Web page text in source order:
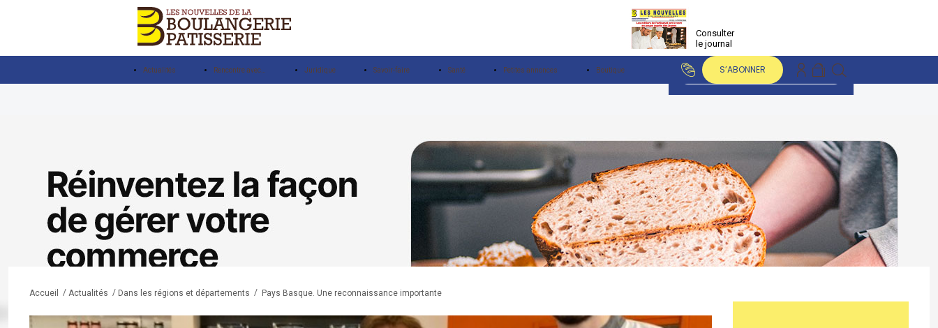
Consulter
le journal
Actualités Rencontre avec… Juridique Savoir-faire Santé Petites annonces Boutique S’ABONNER
Accueil / Actualités / Dans les régions et départements / Pays Basque. Une reconnaissance importante